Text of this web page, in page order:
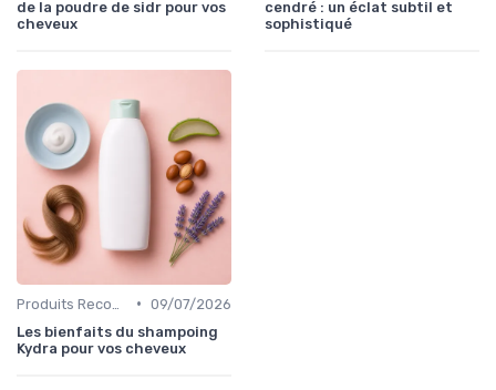
de la poudre de sidr pour vos
cheveux
cendré : un éclat subtil et
sophistiqué
• 09/07/2026
Les bienfaits du shampoing
Kydra pour vos cheveux